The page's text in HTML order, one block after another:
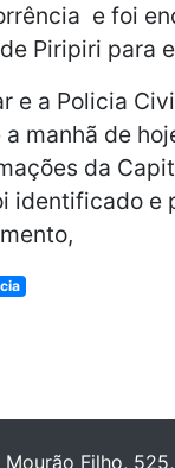
e foi
Piripiri para
e a Policia
manhã de
da
identificado e
Mourão Filho,